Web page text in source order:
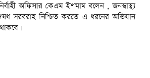
অফিসার কেএম ইশমাম বলেন , জনস্বাস্থ্য
সরবরাহ নিশ্চিত করতে এ ধরনের অভিযান